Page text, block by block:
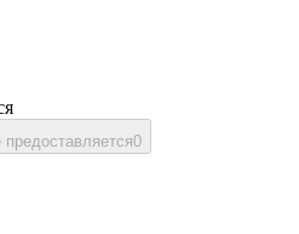
предоставляется0